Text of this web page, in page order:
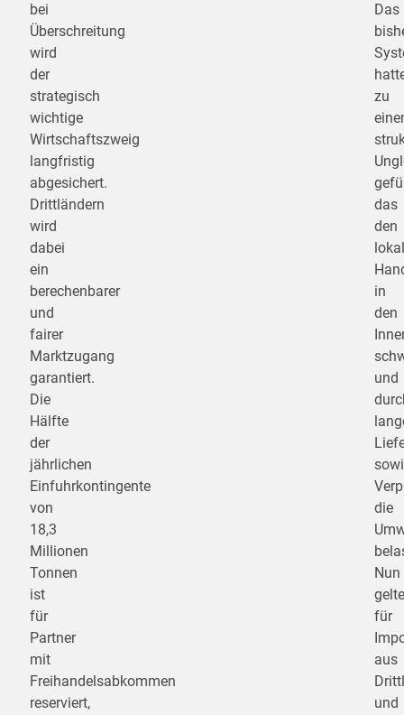
bei
Überschreitung
wird
der
strategisch
wichtige
Wirtschaftszweig
langfristig
abgesichert.
Drittländern
wird
dabei
ein
berechenbarer
und
fairer
Marktzugang
garantiert.
Die
Hälfte
der
jährlichen
Einfuhrkontingente
von
18,3
Millionen
Tonnen
ist
für
Partner
mit
Freihandelsabkommen
reserviert,
Das
zu
das
den
in
den
und
die
Nun
für
aus
und